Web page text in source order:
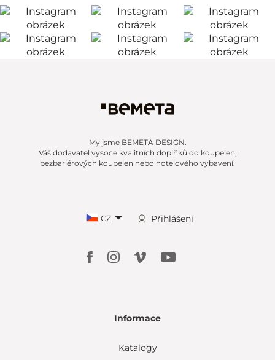
My jsme BEMETA DESIGN.
Váš dodavatel vysoce kvalitních doplňků do koupelen,
bezbariérových koupelen nebo hotelového vybavení.
CZ Přihlášení
Informace
Katalogy